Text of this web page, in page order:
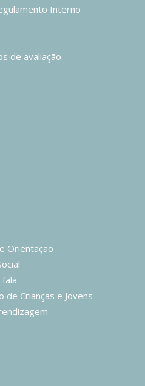
Interno
de avaliação
Orientação
de Crianças e Jovens